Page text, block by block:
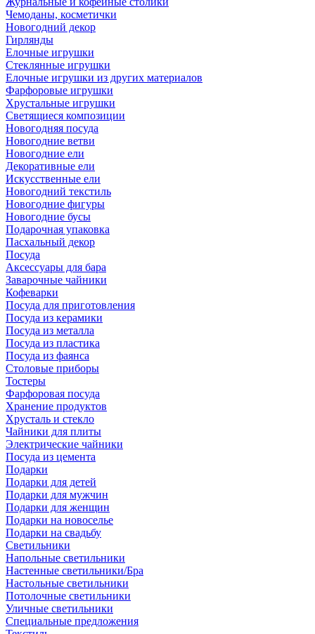
Чемоданы, косметички
Новогодний декор
Гирлянды
Елочные игрушки
Стеклянные игрушки
Елочные игрушки из других материалов
Фарфоровые игрушки
Хрустальные игрушки
Светящиеся композиции
Новогодняя посуда
Новогодние ветви
Новогодние ели
Декоративные ели
Искусственные ели
Новогодний текстиль
Новогодние фигуры
Новогодние бусы
Подарочная упаковка
Пасхальный декор
Посуда
Аксессуары для бара
Заварочные чайники
Кофеварки
Посуда для приготовления
Посуда из керамики
Посуда из металла
Посуда из пластика
Посуда из фаянса
Столовые приборы
Тостеры
Фарфоровая посуда
Хранение продуктов
Хрусталь и стекло
Чайники для плиты
Электрические чайники
Посуда из цемента
Подарки
Подарки для детей
Подарки для мужчин
Подарки для женщин
Подарки на новоселье
Подарки на свадьбу
Светильники
Напольные светильники
Настенные светильники/Бра
Настольные светильники
Потолочные светильники
Уличные светильники
Специальные предложения